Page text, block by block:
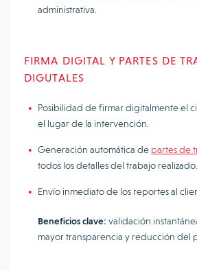
administrativa.
FIRMA DIGITAL Y PARTES DE
DIGUTALES
Posibilidad de firmar digitalmente el
el lugar de la intervención.
Generación automática de partes de
todos los detalles del trabajo realizado.
Envío inmediato de los reportes al
Beneficios clave: validación
mayor transparencia y reducción del